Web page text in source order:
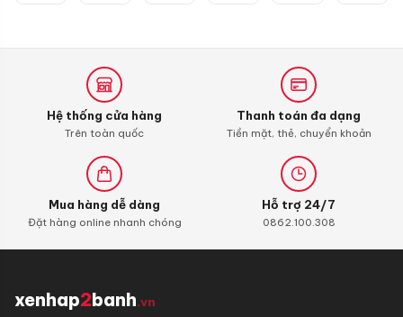
Hệ thống cửa hàng
Trên toàn quốc
Thanh toán đa dạng
Tiền mặt, thẻ, chuyển khoản
Mua hàng dễ dàng
Đặt hàng online nhanh chóng
Hỗ trợ 24/7
0862.100.308
xenhap2banh.vn